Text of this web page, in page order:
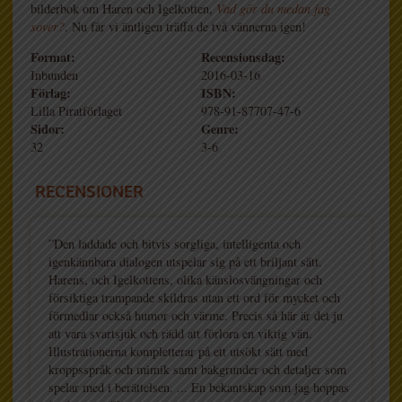
bilderbok om Haren och Igelkotten, Vad gör du medan jag
sover? . Nu får vi äntligen träffa de två vännerna igen!
Format:
Inbunden
Recensionsdag:
2016-03-16
Förlag:
Lilla Piratförlaget
ISBN:
978-91-87707-47-6
Sidor:
32
Genre:
3-6
RECENSIONER
”Den laddade och bitvis sorgliga, intelligenta och
igenkännbara dialogen utspelar sig på ett briljant sätt.
Harens, och Igelkottens, olika känslosvängningar och
försiktiga trampande skildras utan ett ord för mycket och
förmedlar också humor och värme. Precis så här är det ju
att vara svartsjuk och rädd att förlora en viktig vän.
Illustrationerna kompletterar på ett utsökt sätt med
kroppsspråk och mimik samt bakgrunder och detaljer som
spelar med i berättelsen. ... En bekantskap som jag hoppas